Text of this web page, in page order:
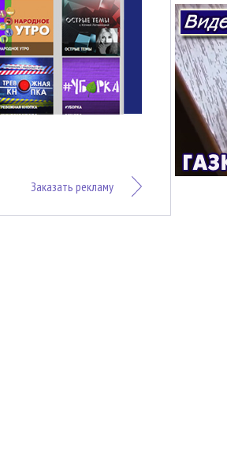
Заказать рекламу